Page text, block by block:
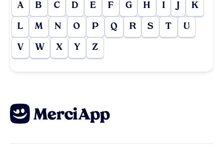
A B C D E F G H I J K
L M N O P Q R S T U
V W X Y Z